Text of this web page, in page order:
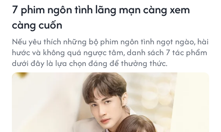
7 phim ngôn tình lãng mạn càng xem
càng cuốn
Nếu yêu thích những bộ phim ngôn tình ngọt ngào, hài
hước và không quá ngược tâm, danh sách 7 tác phẩm
dưới đây là lựa chọn đáng để thưởng thức.